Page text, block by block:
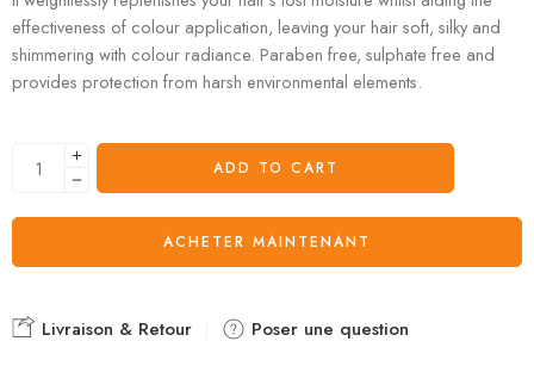
effectiveness of colour application, leaving your hair soft, silky and
shimmering with colour radiance. Paraben free, sulphate free and
provides protection from harsh environmental elements.
ADD TO CART
ACHETER MAINTENANT
Livraison & Retour
Poser une question